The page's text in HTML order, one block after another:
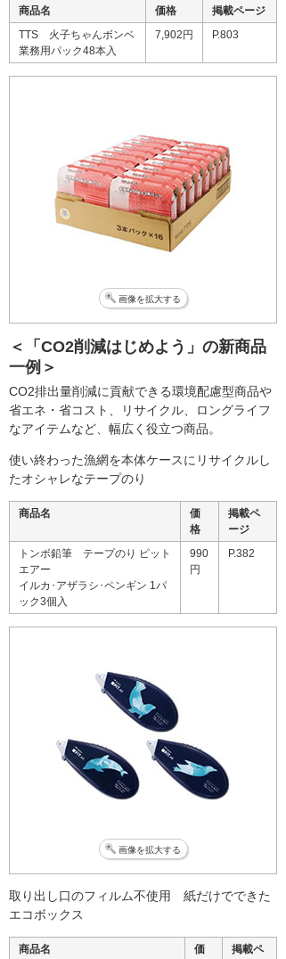
商品名 価格
掲載ページ
TTS 火子ちゃんボンベ
業務用パック48本入
7,902円 P.803
画像を拡大する
＜「CO2削減はじめよう」の新商品
一例＞
CO2排出量削減に貢献できる環境配慮型商品や
省エネ・省コスト、リサイクル、ロングライフ
なアイテムなど、幅広く役立つ商品。
使い終わった漁網を本体ケースにリサイクルし
たオシャレなテープのり
商品名
価
格
掲載ペ
ージ
トンボ鉛筆 テープのり ピット
エアー
イルカ･アザラシ･ペンギン 1パ
ック3個入
990
円
P.382
画像を拡大する
取り出し口のフィルム不使用 紙だけでできた
エコボックス
商品名
価
掲載ペ